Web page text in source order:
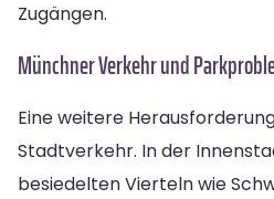
Zugängen.
Münchner Verkehr und
Eine weitere
Stadtverkehr. In der
besiedelten Vierteln wie